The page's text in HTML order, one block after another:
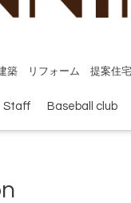
築 リフォーム 提案住
Staff Baseball club